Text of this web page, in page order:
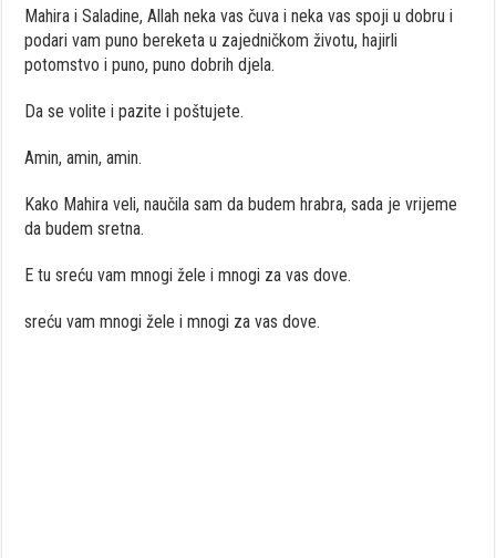
Mahira i Saladine, Allah neka vas čuva i neka vas spoji u dobru i
podari vam puno bereketa u zajedničkom životu, hajirli
potomstvo i puno, puno dobrih djela.
Da se volite i pazite i poštujete.
Amin, amin, amin.
Kako Mahira veli, naučila sam da budem hrabra, sada je vrijeme
da budem sretna.
E tu sreću vam mnogi žele i mnogi za vas dove.
sreću vam mnogi žele i mnogi za vas dove.